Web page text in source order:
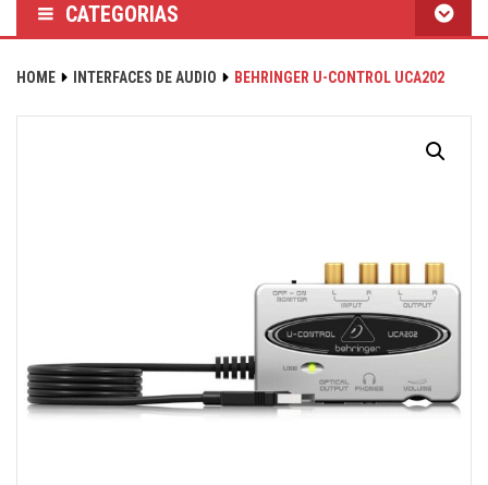
CATEGORIAS
HOME INTERFACES DE AUDIO BEHRINGER U-CONTROL UCA202